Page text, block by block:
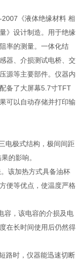
《液体绝缘材料 相
》设计制造。用于绝缘
率的测量。一体化结
器、介损测试电桥、交
源等主要部件。仪器内
备了大屏幕5.7寸TFT
可以自动存储并打印输
电极式结构，极间间距
的影响。
该加热方式具备油杯
便等优点，使温度严格
容，该电容的介损及电
在长时间使用后仍然得
路时，仪器能迅速切断